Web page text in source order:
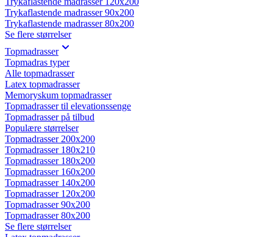
Trykaflastende madrasser 90x200
Trykaflastende madrasser 80x200
Se flere størrelser
Topmadrasser
Topmadras typer
Alle topmadrasser
Latex topmadrasser
Memoryskum topmadrasser
Topmadrasser til elevationssenge
Topmadrasser på tilbud
Populære størrelser
Topmadrasser 200x200
Topmadrasser 180x210
Topmadrasser 180x200
Topmadrasser 160x200
Topmadrasser 140x200
Topmadrasser 120x200
Topmadrasser 90x200
Topmadrasser 80x200
Se flere størrelser